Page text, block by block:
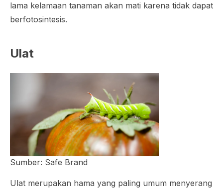
lama kelamaan tanaman akan mati karena tidak dapat
berfotosintesis.
Ulat
Sumber: Safe Brand
Ulat merupakan hama yang paling umum menyerang